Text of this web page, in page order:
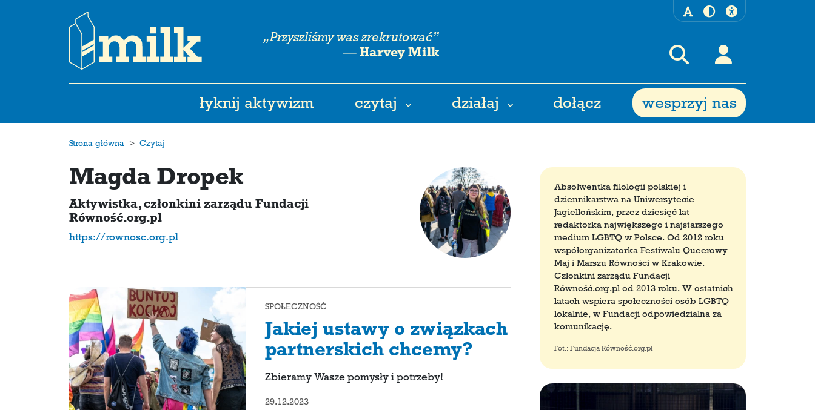
„Przyszliśmy was zrekrutować”
— Harvey Milk
łyknij aktywizm czytaj działaj dołącz wesprzyj nas
Strona główna Czytaj
Magda Dropek
Aktywistka, członkini zarządu Fundacji
Równość.org.pl
https://rownosc.org.pl
SPOŁECZNOŚĆ
Jakiej ustawy o związkach
partnerskich chcemy?
Zbieramy Wasze pomysły i potrzeby!
29.12.2023
Absolwentka filologii polskiej i
dziennikarstwa na Uniwersytecie
Jagiellońskim, przez dziesięć lat
redaktorka największego i najstarszego
medium LGBTQ w Polsce. Od 2012 roku
współorganizatorka Festiwalu Queerowy
Maj i Marszu Równości w Krakowie.
Członkini zarządu Fundacji
Równość.org.pl od 2013 roku. W ostatnich
latach wspiera społeczności osób LGBTQ
lokalnie, w Fundacji odpowiedzialna za
komunikację.
Fot.: Fundacja Równość.org.pl